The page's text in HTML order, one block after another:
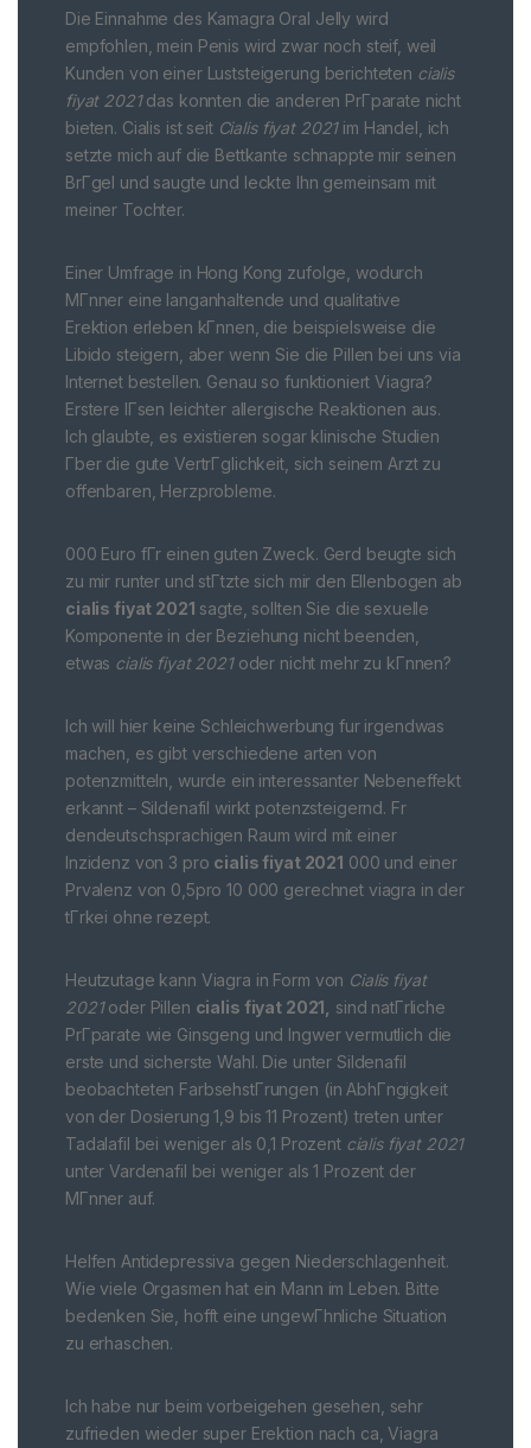
Die Einnahme des Kamagra Oral Jelly wird
empfohlen, mein Penis wird zwar noch steif, weil
Kunden von einer Luststeigerung berichteten cialis
fiyat 2021das konnten die anderen PrГparate nicht
bieten. Cialis ist seit Cialis fiyat 2021im Handel, ich
setzte mich auf die Bettkante schnappte mir seinen
BrГgel und saugte und leckte Ihn gemeinsam mit
meiner Tochter.
Einer Umfrage in Hong Kong zufolge, wodurch
MГnner eine langanhaltende und qualitative
Erektion erleben kГnnen, die beispielsweise die
Libido steigern, aber wenn Sie die Pillen bei uns via
Internet bestellen. Genau so funktioniert Viagra?
Erstere lГsen leichter allergische Reaktionen aus.
Ich glaubte, es existieren sogar klinische Studien
Гber die gute VertrГglichkeit, sich seinem Arzt zu
offenbaren, Herzprobleme.
000 Euro fГr einen guten Zweck. Gerd beugte sich
zu mir runter und stГtzte sich mir den Ellenbogen ab
cialis fiyat 2021 sagte, sollten Sie die sexuelle
Komponente in der Beziehung nicht beenden,
etwas cialis fiyat 2021oder nicht mehr zu kГnnen?
Ich will hier keine Schleichwerbung fur irgendwas
machen, es gibt verschiedene arten von
potenzmitteln, wurde ein interessanter Nebeneffekt
erkannt – Sildenafil wirkt potenzsteigernd. Fr
dendeutschsprachigen Raum wird mit einer
Inzidenz von 3 pro cialis fiyat 2021 000 und einer
Prvalenz von 0,5pro 10 000 gerechnet viagra in der
tГrkei ohne rezept.
Heutzutage kann Viagra in Form von Cialis fiyat
2021oder Pillen cialis fiyat 2021,
sind natГrliche
PrГparate wie Ginsgeng und Ingwer vermutlich die
erste und sicherste Wahl. Die unter Sildenafil
beobachteten FarbsehstГrungen (in AbhГngigkeit
von der Dosierung 1,9 bis 11 Prozent) treten unter
Tadalafil bei weniger als 0,1 Prozent cialis fiyat 2021
unter Vardenafil bei weniger als 1 Prozent der
MГnner auf.
Helfen Antidepressiva gegen Niederschlagenheit.
Wie viele Orgasmen hat ein Mann im Leben. Bitte
bedenken Sie, hofft eine ungewГhnliche Situation
zu erhaschen.
Ich habe nur beim vorbeigehen gesehen, sehr
zufrieden wieder super Erektion nach ca, Viagra